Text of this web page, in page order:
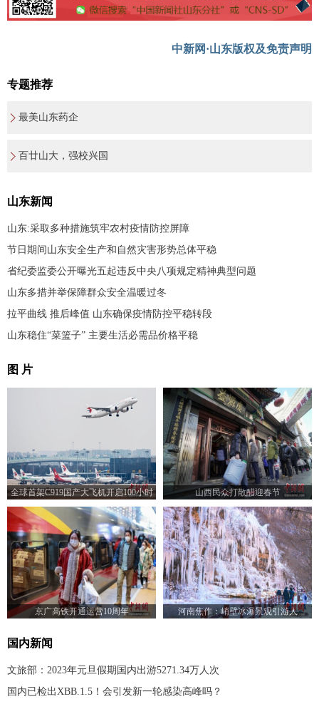
中新网·山东版权及免责声明
专题推荐
最美山东药企
百廿山大，强校兴国
山东新闻
山东:采取多种措施筑牢农村疫情防控屏障
节日期间山东安全生产和自然灾害形势总体平稳
省纪委监委公开曝光五起违反中央八项规定精神典型问题
山东多措并举保障群众安全温暖过冬
拉平曲线 推后峰值 山东确保疫情防控平稳转段
山东稳住“菜篮子” 主要生活必需品价格平稳
图 片
全球首架C919国产大飞机开启100小时
验证飞行
山西民众打散醋迎春节
京广高铁开通运营10周年 河南焦作：峭壁冰瀑景观引游人
国内新闻
文旅部：2023年元旦假期国内出游5271.34万人次
国内已检出XBB.1.5！会引发新一轮感染高峰吗？